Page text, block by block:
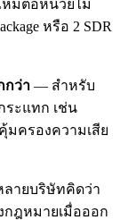
หมต่อหน่วยไม่
หรือ 2 SDR
กว่า — สำหรับ
ระแทก เช่น
มครองความเสีย
ายบริษัทคิดว่า
กฎหมายเมื่อออก